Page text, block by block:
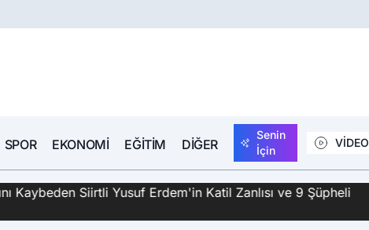
SPOR EKONOMI EĞITIM DIĞER
Senin
İçin
VİDEO
Kaybeden Siirtli Yusuf Erdem'in Katil Zanlısı ve 9 Şüpheli